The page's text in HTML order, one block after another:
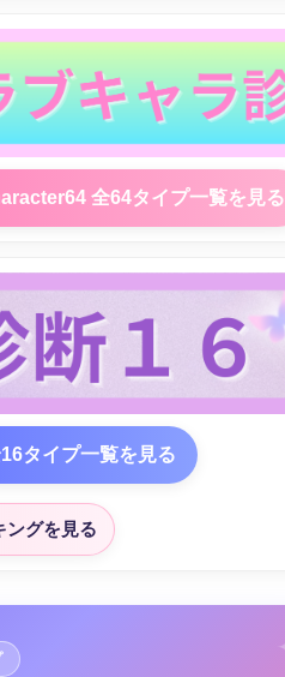
全64タイプ一覧を見る
タイプ一覧を見る
ングを見る